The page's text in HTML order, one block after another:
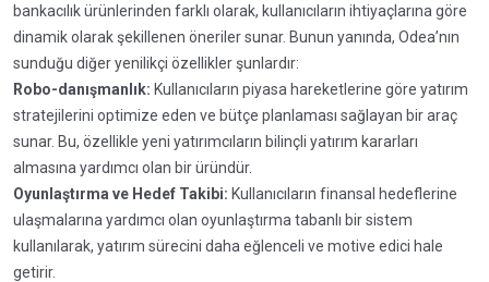
bankacılık ürünlerinden farklı olarak, kullanıcıların ihtiyaçlarına göre
dinamik olarak şekillenen öneriler sunar. Bunun yanında, Odea’nın
sunduğu diğer yenilikçi özellikler şunlardır:
Robo-danışmanlık: Kullanıcıların piyasa hareketlerine göre yatırım
stratejilerini optimize eden ve bütçe planlaması sağlayan bir araç
sunar. Bu, özellikle yeni yatırımcıların bilinçli yatırım kararları
almasına yardımcı olan bir üründür.
Oyunlaştırma ve Hedef Takibi: Kullanıcıların finansal hedeflerine
ulaşmalarına yardımcı olan oyunlaştırma tabanlı bir sistem
kullanılarak, yatırım sürecini daha eğlenceli ve motive edici hale
getirir.